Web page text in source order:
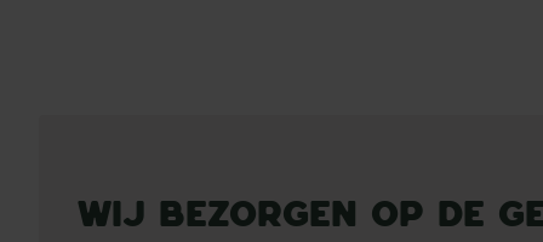
Wij bezorgen op de